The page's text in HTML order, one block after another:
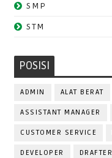
SMP
STM
POSISI
ADMIN ALAT BERAT
ASSISTANT MANAGER
CUSTOMER SERVICE
DEVELOPER DRAFTER